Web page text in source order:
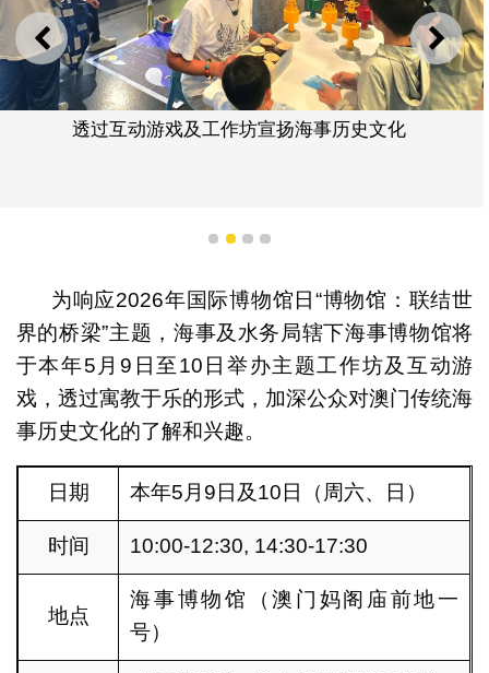
上一则 下一
透过互动游戏及工作坊宣扬海事历史文化
1 2 3 4
为响应2026年国际博物馆日“博物馆：联结世
界的桥梁”主题，海事及水务局辖下海事博物馆将
于本年5月9日至10日举办主题工作坊及互动游
戏，透过寓教于乐的形式，加深公众对澳门传统海
事历史文化的了解和兴趣。
日期 本年5月9日及10日（周六、日）
时间 10:00-12:30, 14:30-17:30
地点
海事博物馆（澳门妈阁庙前地一
号）